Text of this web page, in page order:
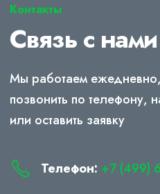
Контакты
Связь с нами
Мы работаем
позвонить по телефону,
или оставить заявку
Телефон: +7 (499)